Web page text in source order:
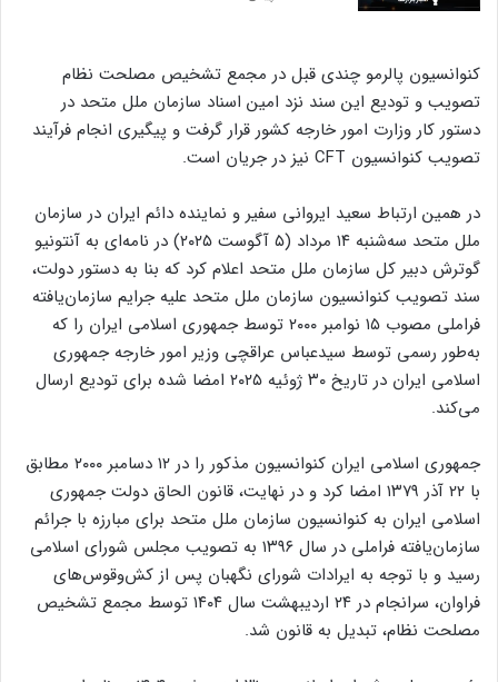
کنوانسیون پالرمو چندی قبل در مجمع تشخیص مصلحت نظام
تصویب و تودیع این سند نزد امین اسناد سازمان ملل متحد در
دستور کار وزارت امور خارجه کشور قرار گرفت و پیگیری انجام فرآیند
تصویب کنوانسیون CFT نیز در جریان است.
در همین ارتباط سعید ایروانی سفیر و نماینده دائم ایران در سازمان
ملل متحد سه‌شنبه ۱۴ مرداد (۵ آگوست ۲۰۲۵) در نامه‌ای به آنتونیو
گوترش دبیر کل سازمان ملل متحد اعلام کرد که بنا به دستور دولت،
سند تصویب کنوانسیون سازمان ملل متحد علیه جرایم سازمان‌یافته
فراملی مصوب ۱۵ نوامبر ۲۰۰۰ توسط جمهوری اسلامی ایران را که
به‌طور رسمی توسط سیدعباس عراقچی وزیر امور خارجه جمهوری
اسلامی ایران در تاریخ ۳۰ ژوئیه ۲۰۲۵ امضا شده برای تودیع ارسال
می‌کند.
جمهوری اسلامی ایران کنوانسیون مذکور را در ۱۲ دسامبر ۲۰۰۰ مطابق
با ۲۲ آذر ۱۳۷۹ امضا کرد و در نهایت، قانون الحاق دولت جمهوری
اسلامی ایران به کنوانسیون سازمان ملل متحد برای مبارزه با جرائم
سازمان‌یافته فراملی در سال ۱۳۹۶ به تصویب مجلس شورای اسلامی
رسید و با توجه به ایرادات شورای نگهبان پس از کش‌وقوس‌های
فراوان، سرانجام در ۲۴ اردیبهشت سال ۱۴۰۴ توسط مجمع تشخیص
مصلحت نظام، تبدیل به قانون شد.